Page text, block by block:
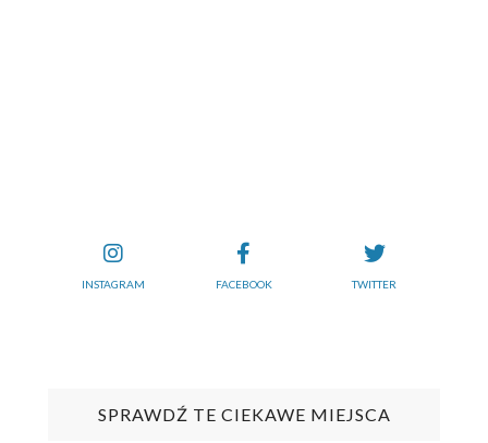
INSTAGRAM FACEBOOK TWITTER
SPRAWDŹ TE CIEKAWE MIEJSCA